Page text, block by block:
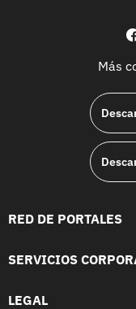
Más
RED DE PORTALES
SERVICIOS
LEGAL